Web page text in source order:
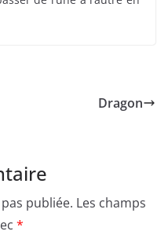
Dragon
publiée. Les champs
*